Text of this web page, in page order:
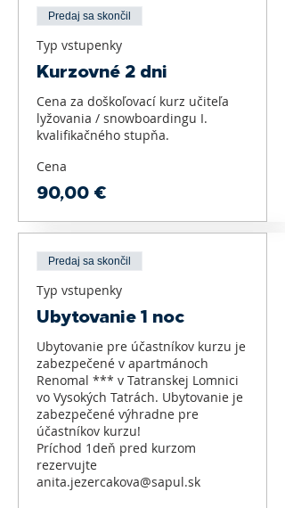
Predaj sa skončil
Typ vstupenky
Kurzovné 2 dni
Cena za doškoľovací kurz učiteľa
lyžovania / snowboardingu I.
kvalifikačného stupňa.
Cena
90,00 €
Predaj sa skončil
Typ vstupenky
Ubytovanie 1 noc
Ubytovanie pre účastníkov kurzu je
zabezpečené v apartmánoch
Renomal *** v Tatranskej Lomnici
vo Vysokých Tatrách. Ubytovanie je
zabezpečené výhradne pre
účastníkov kurzu!
Príchod 1deň pred kurzom
rezervujte
anita.jezercakova@sapul.sk